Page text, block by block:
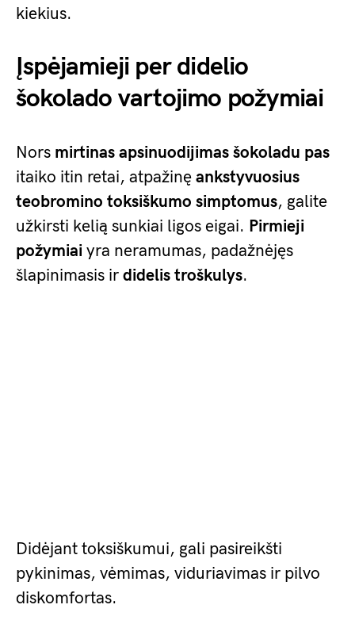
kiekius.
Įspėjamieji per didelio
šokolado vartojimo požymiai
Nors mirtinas apsinuodijimas šokoladu pas
itaiko itin retai, atpažinę ankstyvuosius
teobromino toksiškumo simptomus, galite
užkirsti kelią sunkiai ligos eigai. Pirmieji
požymiai yra neramumas, padažnėjęs
šlapinimasis ir didelis troškulys.
Didėjant toksiškumui, gali pasireikšti
pykinimas, vėmimas, viduriavimas ir pilvo
diskomfortas.